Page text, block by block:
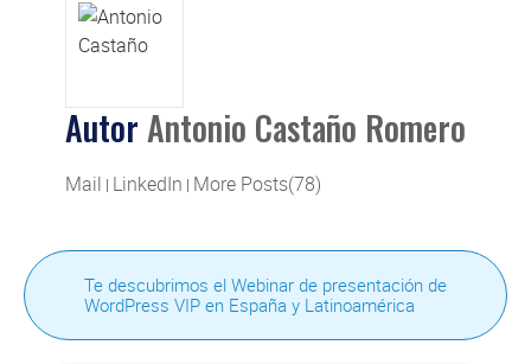
Autor Antonio Castaño Romero
Mail | LinkedIn | More Posts(78)
Te descubrimos el Webinar de presentación de
WordPress VIP en España y Latinoamérica